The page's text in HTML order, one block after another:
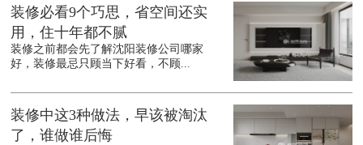
装修必看9个巧思，省空间还实
用，住十年都不腻
装修之前都会先了解沈阳装修公司哪家
好，装修最忌只顾当下好看，不顾...
装修中这3种做法，早该被淘汰
了，谁做谁后悔